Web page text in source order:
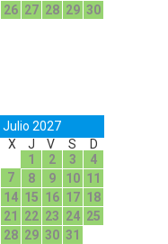
26 27 28 29 30
Julio 2027
X J V S
D
1
2 3
4
7 8 9 10 11
14 15 16 17 18
21 22 23 24 25
28 29 30 31